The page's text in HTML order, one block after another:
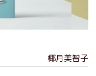
椰月美智子